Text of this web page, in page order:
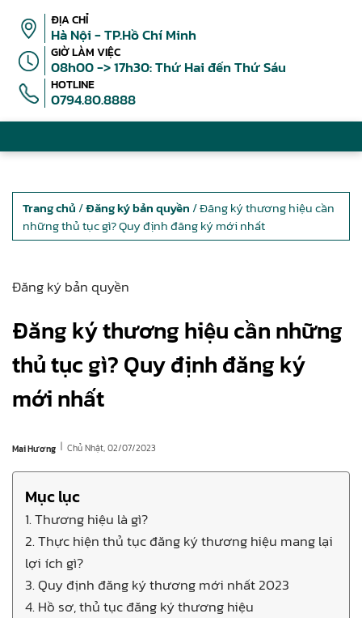
ĐỊA CHỈ
Hà Nội - TP.Hồ Chí Minh
GIỜ LÀM VIỆC
08h00 -> 17h30: Thứ Hai đến Thứ Sáu
HOTLINE
0794.80.8888
Trang chủ /Đăng ký bản quyền / Đăng ký thương hiệu cần
những thủ tục gì? Quy định đăng ký mới nhất
Đăng ký bản quyền
Đăng ký thương hiệu cần những
thủ tục gì? Quy định đăng ký
mới nhất
Mai Hương | Chủ Nhật, 02/07/2023
Mục lục
1. Thương hiệu là gì?
2. Thực hiện thủ tục đăng ký thương hiệu mang lại
lợi ích gì?
3. Quy định đăng ký thương mới nhất 2023
4. Hồ sơ, thủ tục đăng ký thương hiệu